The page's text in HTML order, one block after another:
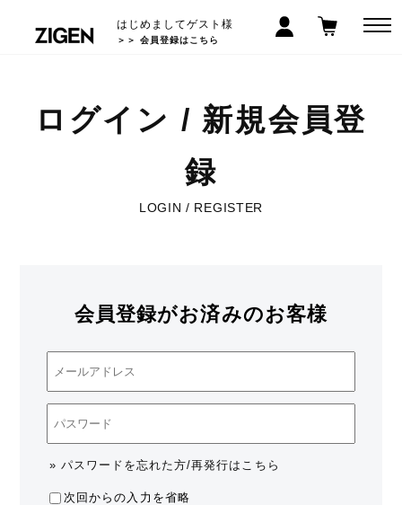
はじめましてゲスト様
＞＞ 会員登録はこちら
ログイン / 新規会員登
録
LOGIN / REGISTER
会員登録がお済みのお客様
» パスワードを忘れた方/再発行はこちら
次回からの入力を省略